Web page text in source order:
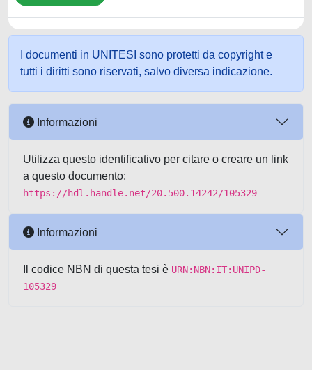
I documenti in UNITESI sono protetti da copyright e
tutti i diritti sono riservati, salvo diversa indicazione.
Informazioni
Utilizza questo identificativo per citare o creare un link
a questo documento:
https://hdl.handle.net/20.500.14242/105329
Informazioni
Il codice NBN di questa tesi è URN:NBN:IT:UNIPD-
105329